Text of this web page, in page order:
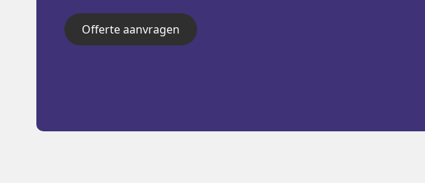
Offerte aanvragen